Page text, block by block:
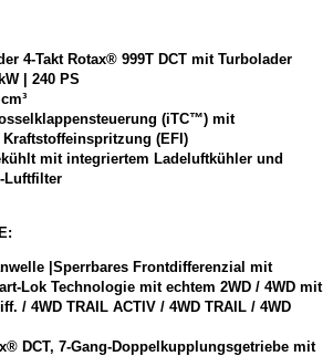
4-Takt Rotax® 999T DCT mit Turbolader
| 240 PS
(iTC™) mit
(EFI)
mit integriertem Ladeluftkühler und
Luftfilter
|Sperrbares Frontdifferenzial mit
Lok Technologie mit echtem 2WD / 4WD mit
/ 4WD TRAIL ACTIV / 4WD TRAIL / 4WD
DCT, 7-Gang-Doppelkupplungsgetriebe mit